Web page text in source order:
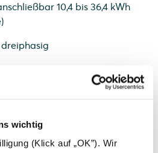
wichtig
(Klick auf „OK”). Wir
10,4 bis 36,4 kWh
Montage geeignet
vision max